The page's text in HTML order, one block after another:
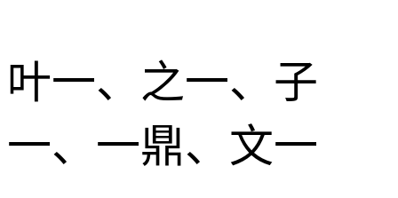
叶一、之一、子
一、一鼎、文一